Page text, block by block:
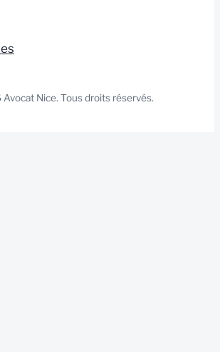
Nice. Tous droits réservés.